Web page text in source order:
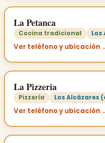
La Petanca
Cocina tradicional
Ver teléfono y ubicación
La Pizzeria
Pizzería Los Alcázares
Ver teléfono y ubicación